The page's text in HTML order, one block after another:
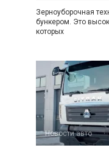
Зерноуборочная
бункером. Это
которых
Новости авто